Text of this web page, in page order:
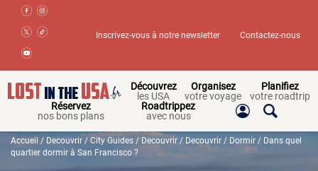
Inscrivez-vous à notre newsletter Contactez-nous
Découvrez
les USA
Organisez
votre voyage
Planifiez
votre roadtrip
Réservez
nos bons plans
Roadtrippez
avec nous
Accueil/ Decouvrir / City Guides / Decouvrir/ Decouvrir / Dormir / Dans quel
quartier dormir à San Francisco ?